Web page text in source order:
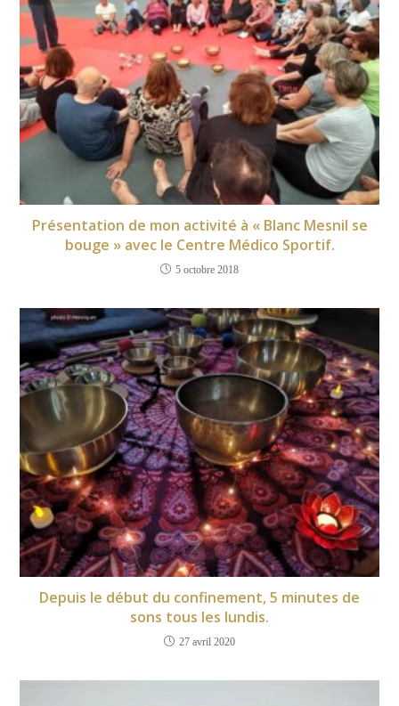
Présentation de mon activité à « Blanc Mesnil se
bouge » avec le Centre Médico Sportif.
5 octobre 2018
Depuis le début du confinement, 5 minutes de
sons tous les lundis.
27 avril 2020